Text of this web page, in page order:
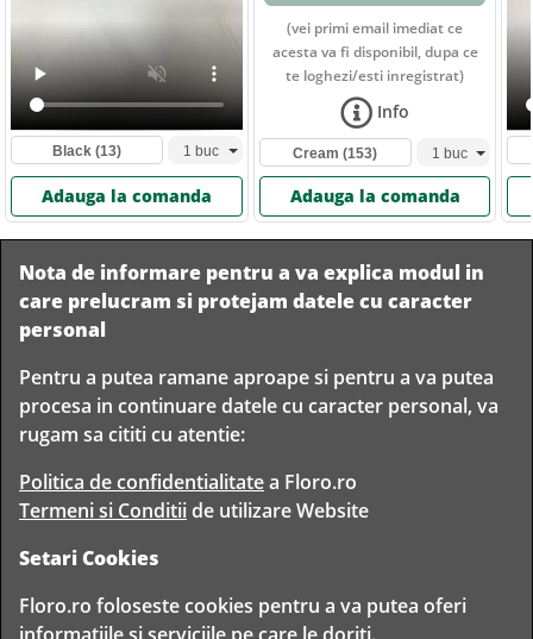
Black (13)
Adauga la comanda
(vei primi email imediat ce
acesta va fi disponibil, dupa ce
te loghezi/esti inregistrat)
Info
Cream (153)
Adauga la comanda
Livrare
rapida
Livram in
orice
Romania
Garantam
TIMP PENTRU
FLORISTI
Nota de informare pentru a va explica modul in
care prelucram si protejam datele cu caracter
personal
Pentru a putea ramane aproape si pentru a va putea
procesa in continuare datele cu caracter personal, va
rugam sa cititi cu atentie:
Politica de confidentialitatea Floro.ro
Termeni si Conditiide utilizare Website
Setari Cookies
Floro.ro foloseste cookies pentru a va putea oferi